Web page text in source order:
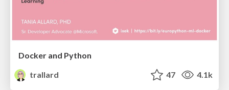
Docker and Python
trallard
47 4.1k